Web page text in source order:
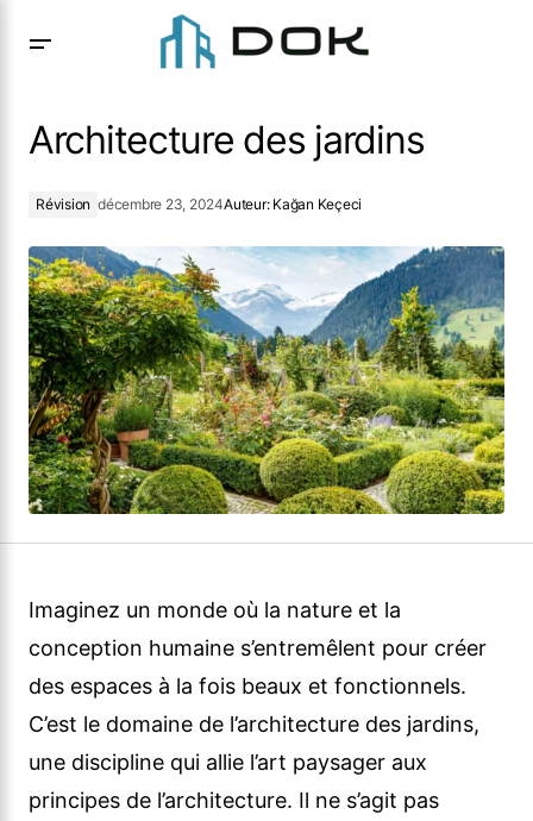
Architecture des jardins
Révision décembre 23, 2024Auteur: Kağan Keçeci
Imaginez un monde où la nature et la
conception humaine s’entremêlent pour créer
des espaces à la fois beaux et fonctionnels.
C’est le domaine de l’architecture des jardins,
une discipline qui allie l’art paysager aux
principes de l’architecture. Il ne s’agit pas